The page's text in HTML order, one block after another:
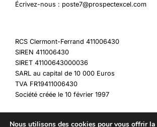
Écrivez-nous : poste7@prospectexcel.com
RCS Clermont-Ferrand 411006430
SIREN 411006430
SIRET 41100643000036
SARL au capital de 10 000 Euros
TVA FR19411006430
Société créée le 10 février 1997
Nous utilisons des cookies pour vous offrir